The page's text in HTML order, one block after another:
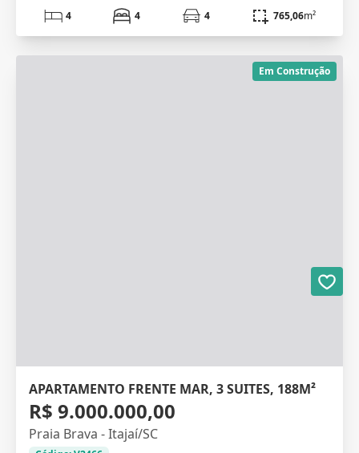
4 4 4 765,06m²
Em Construção
APARTAMENTO FRENTE MAR, 3 SUITES, 188M²
R$ 9.000.000,00
Praia Brava - Itajaí/SC